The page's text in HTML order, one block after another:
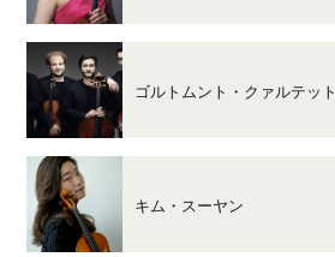
ゴルトムント・クァルテット
キム・スーヤン